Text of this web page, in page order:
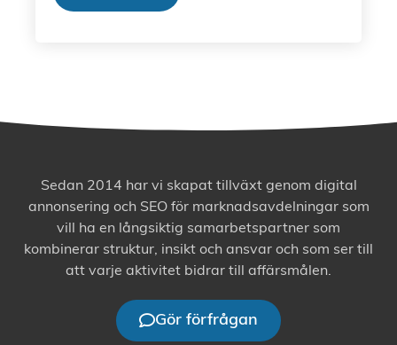
Sedan 2014 har vi skapat tillväxt genom digital
annonsering och SEO för marknadsavdelningar som
vill ha en långsiktig samarbetspartner som
kombinerar struktur, insikt och ansvar och som ser till
att varje aktivitet bidrar till affärsmålen.
Gör förfrågan